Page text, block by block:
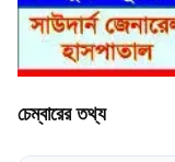
চেম্বারের তথ্য